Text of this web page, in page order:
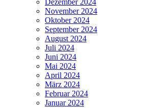
Dezember 2024
November 2024
Oktober 2024
September 2024
August 2024
Juli 2024
Juni 2024
Mai 2024
April 2024
März 2024
Februar 2024
Januar 2024